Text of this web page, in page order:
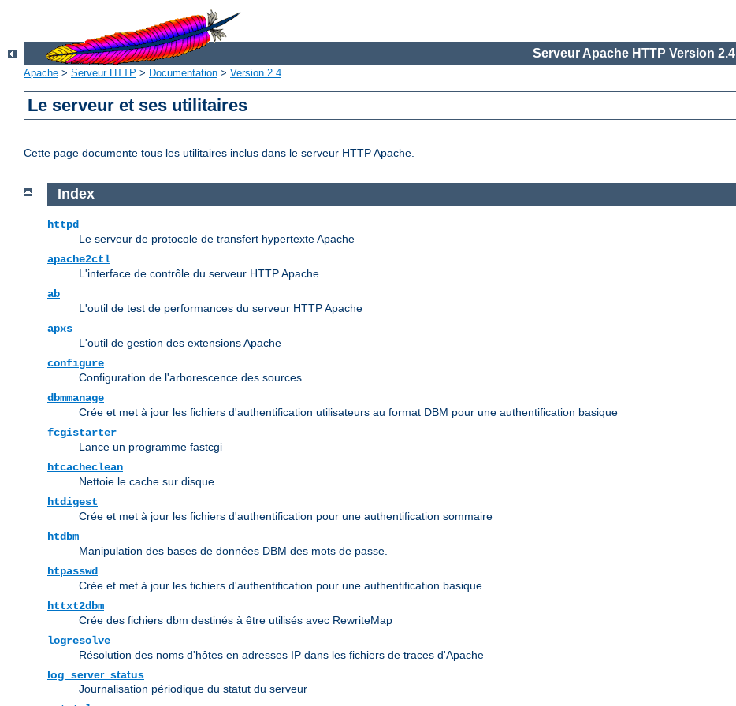
Serveur Apache HTTP Version 2.4
Apache > Serveur HTTP > Documentation > Version 2.4
Le serveur et ses utilitaires
Cette page documente tous les utilitaires inclus dans le serveur HTTP Apache.
Index
httpd
Le serveur de protocole de transfert hypertexte Apache
apache2ctl
L'interface de contrôle du serveur HTTP Apache
ab
L'outil de test de performances du serveur HTTP Apache
apxs
L'outil de gestion des extensions Apache
configure
Configuration de l'arborescence des sources
dbmmanage
Crée et met à jour les fichiers d'authentification utilisateurs au format DBM pour une authentification basique
fcgistarter
Lance un programme fastcgi
htcacheclean
Nettoie le cache sur disque
htdigest
Crée et met à jour les fichiers d'authentification pour une authentification sommaire
htdbm
Manipulation des bases de données DBM des mots de passe.
htpasswd
Crée et met à jour les fichiers d'authentification pour une authentification basique
httxt2dbm
Crée des fichiers dbm destinés à être utilisés avec RewriteMap
logresolve
Résolution des noms d'hôtes en adresses IP dans les fichiers de traces d'Apache
log_server_status
Journalisation périodique du statut du serveur